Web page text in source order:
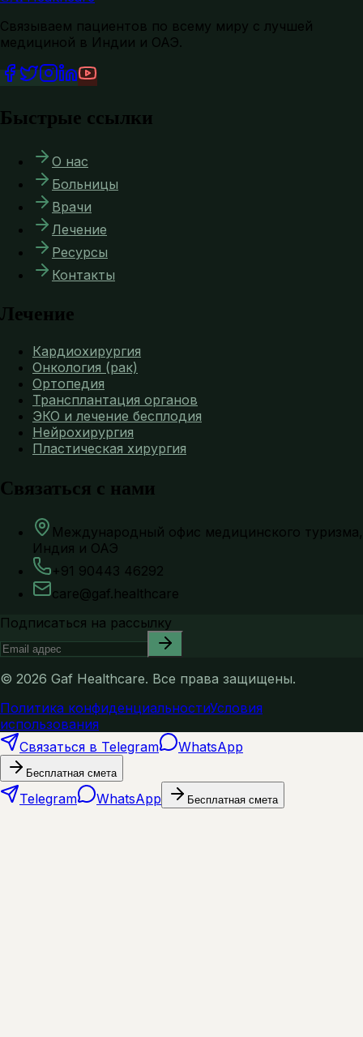
Связываем пациентов по всему миру с лучшей
медициной в Индии и ОАЭ.
Быстрые ссылки
О нас
Больницы
Врачи
Лечение
Ресурсы
Контакты
Лечение
Кардиохирургия
Онкология (рак)
Ортопедия
Трансплантация органов
ЭКО и лечение бесплодия
Нейрохирургия
Пластическая хирургия
Связаться с нами
Международный офис медицинского туризма,
Индия и ОАЭ
+91 90443 46292
care@gaf.healthcare
Подписаться на рассылку
© 2026 Gaf Healthcare. Все права защищены.
Политика конфиденциальностиУсловия
использования
Связаться в Telegram
WhatsApp
Бесплатная смета
Telegram WhatsApp Бесплатная смета